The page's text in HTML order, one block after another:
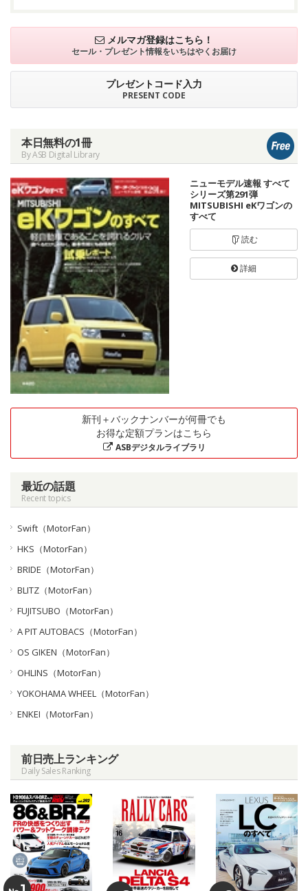
メルマガ登録はこちら！
セール・プレゼント情報をいちはやくお届け
プレゼントコード入力
PRESENT CODE
本日無料の1冊
By ASB Digital Library
ニューモデル速報 すべて
シリーズ第291弾
MITSUBISHI eKワゴンの
すべて
読む
詳細
新刊＋バックナンバーが何冊でも
お得な定額プランはこちら
ASBデジタルライブラリ
最近の話題
Recent topics
Swift（MotorFan）
HKS（MotorFan）
BRIDE（MotorFan）
BLITZ（MotorFan）
FUJITSUBO（MotorFan）
A PIT AUTOBACS（MotorFan）
OS GIKEN（MotorFan）
OHLINS（MotorFan）
YOKOHAMA WHEEL（MotorFan）
ENKEI（MotorFan）
前日売上ランキング
Daily Sales Ranking